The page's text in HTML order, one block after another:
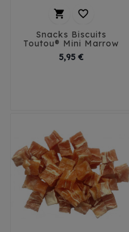
 
Snacks Biscuits
Toutou® Mini Marrow
5,95 €Prix